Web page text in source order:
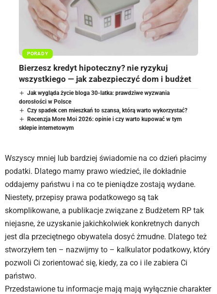
PORADY
Bierzesz kredyt hipoteczny? nie ryzykuj
wszystkiego — jak zabezpieczyć dom i budżet
Jak wygląda życie bloga 30-latka: prawdziwe wyzwania
dorosłości w Polsce
Czy spadek cen mieszkań to szansa, którą warto wykorzystać?
Recenzja More Moi 2026: opinie i czy warto kupować w tym
sklepie internetowym
Wszyscy mniej lub bardziej świadomie na co dzień płacimy
podatki. Dlatego mamy prawo wiedzieć, ile dokładnie
oddajemy państwu i na co te pieniądze zostają wydane.
Niestety, przepisy prawa podatkowego są tak
skomplikowane, a publikacje związane z Budżetem RP tak
niejasne, że uzyskanie jakichkolwiek konkretnych danych
jest dla przeciętnego obywatela dosyć żmudne. Dlatego też
stworzyłem ten – nazwijmy to – kalkulator podatkowy, który
pozwoli Ci zorientować się, kiedy, za co i ile zabiera Ci
państwo.
Przedstawione tu informacje mają mają wyłącznie charakter